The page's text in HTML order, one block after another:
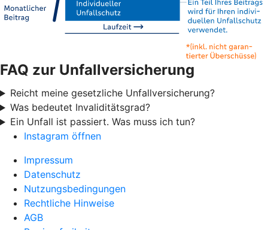
FAQ zur Unfallversicherung
Reicht meine gesetzliche Unfallversicherung?
Was bedeutet Invaliditätsgrad?
Ein Unfall ist passiert. Was muss ich tun?
Instagram öffnen
Impressum
Datenschutz
Nutzungsbedingungen
Rechtliche Hinweise
AGB